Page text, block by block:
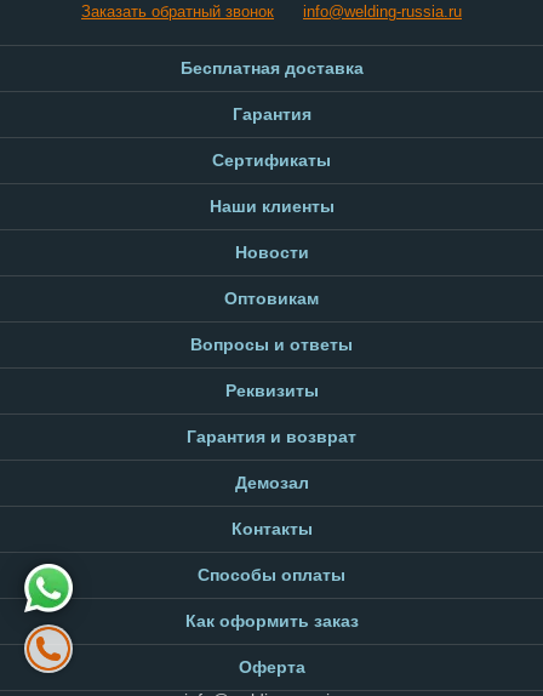
Заказать обратный звонок info@welding-russia.ru
Бесплатная доставка
Гарантия
Сертификаты
Наши клиенты
Новости
Оптовикам
Вопросы и ответы
Реквизиты
Гарантия и возврат
Демозал
Контакты
Способы оплаты
Как оформить заказ
Оферта